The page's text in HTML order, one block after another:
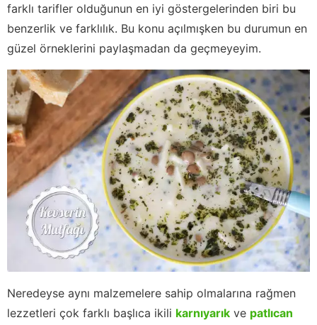
farklı tarifler olduğunun en iyi göstergelerinden biri bu
benzerlik ve farklılık. Bu konu açılmışken bu durumun en
güzel örneklerini paylaşmadan da geçmeyeyim.
Neredeyse aynı malzemelere sahip olmalarına rağmen
lezzetleri çok farklı başlıca ikili karnıyarık ve patlıcan